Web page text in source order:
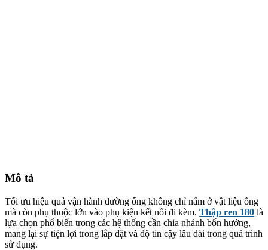
Mô tả
Tối ưu hiệu quả vận hành đường ống không chỉ nằm ở vật liệu ống
mà còn phụ thuộc lớn vào phụ kiện kết nối đi kèm. Thập ren 180 là
lựa chọn phổ biến trong các hệ thống cần chia nhánh bốn hướng,
mang lại sự tiện lợi trong lắp đặt và độ tin cậy lâu dài trong quá trình
sử dụng.